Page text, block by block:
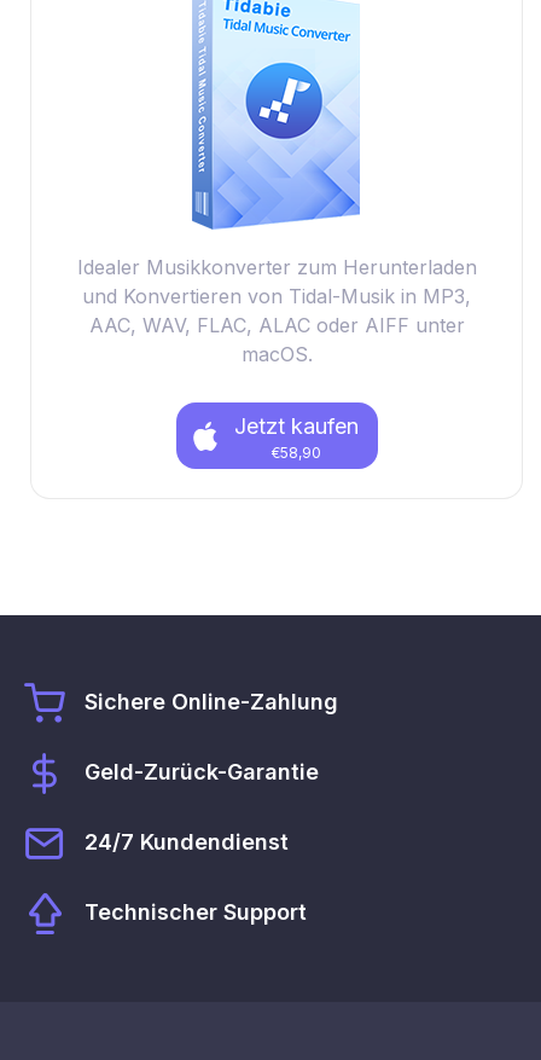
Idealer Musikkonverter zum Herunterladen
und Konvertieren von Tidal-Musik in MP3,
AAC, WAV, FLAC, ALAC oder AIFF unter
macOS.
Jetzt kaufen
€58,90
Sichere Online-Zahlung
Geld-Zurück-Garantie
24/7 Kundendienst
Technischer Support